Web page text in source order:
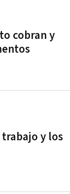
cobran y
y los